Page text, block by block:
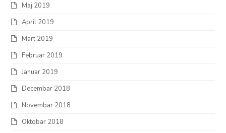
Maj 2019
April 2019
Mart 2019
Februar 2019
Januar 2019
Decembar 2018
Novembar 2018
Oktobar 2018